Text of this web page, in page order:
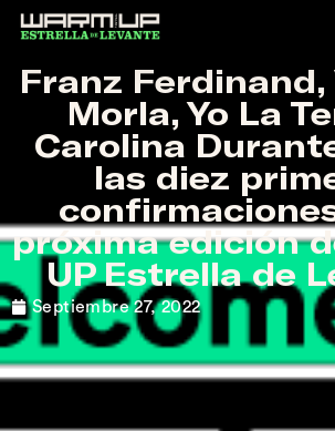
Skip
main
content
Franz
Morla, Yo La
Carolina
las diez
próxima edición
UP Estrella de
Septiembre 27, 2022